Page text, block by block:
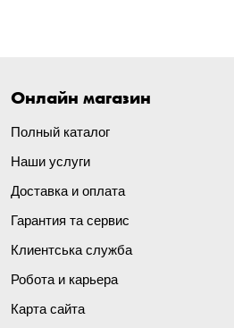
Онлайн магазин
Полный каталог
Наши услуги
Доставка и оплата
Гарантия та сервис
Клиентська служба
Робота и карьера
Карта сайта